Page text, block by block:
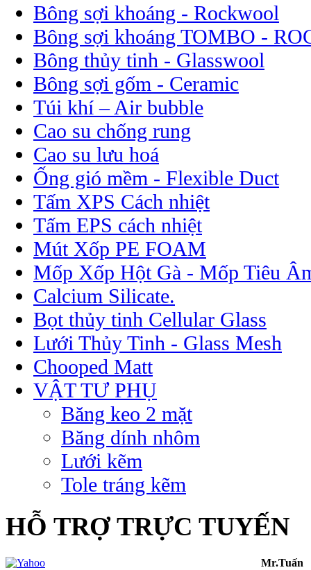
Bông sợi khoáng - Rockwool
Bông sợi khoáng TOMBO -
Bông thủy tinh - Glasswool
Bông sợi gốm - Ceramic
Túi khí – Air bubble
Cao su chống rung
Cao su lưu hoá
Ống gió mềm - Flexible Duct
Tấm XPS Cách nhiệt
Tấm EPS cách nhiệt
Mút Xốp PE FOAM
Mốp Xốp Hột Gà - Mốp Tiêu
Calcium Silicate.
Bọt thủy tinh Cellular Glass
Lưới Thủy Tinh - Glass Mesh
Chooped Matt
VẬT TƯ PHỤ
Băng keo 2 mặt
Băng dính nhôm
Lưới kẽm
Tole tráng kẽm
HỖ TRỢ TRỰC TUYẾN
Mr.Tuấn